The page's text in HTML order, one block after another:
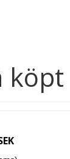
köpt